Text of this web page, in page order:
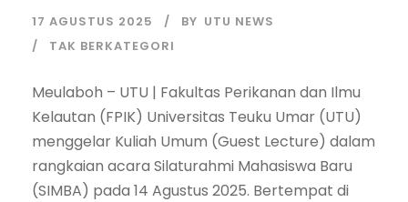
17 AGUSTUS 2025 BY UTU NEWS
TAK BERKATEGORI
Meulaboh – UTU | Fakultas Perikanan dan Ilmu
Kelautan (FPIK) Universitas Teuku Umar (UTU)
menggelar Kuliah Umum (Guest Lecture) dalam
rangkaian acara Silaturahmi Mahasiswa Baru
(SIMBA) pada 14 Agustus 2025. Bertempat di